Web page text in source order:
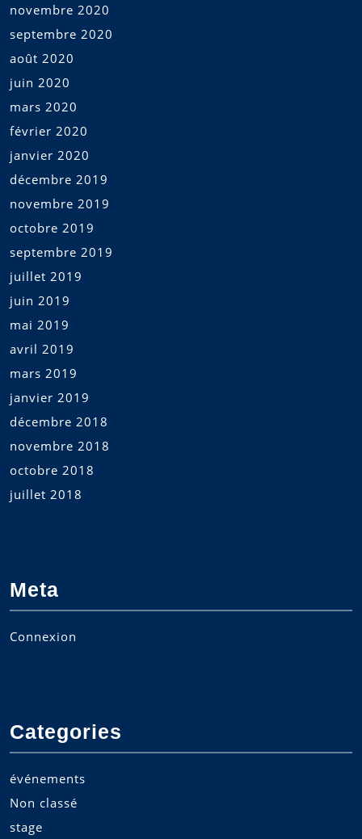
novembre 2020
septembre 2020
août 2020
juin 2020
mars 2020
février 2020
janvier 2020
décembre 2019
novembre 2019
octobre 2019
septembre 2019
juillet 2019
juin 2019
mai 2019
avril 2019
mars 2019
janvier 2019
décembre 2018
novembre 2018
octobre 2018
juillet 2018
Meta
Connexion
Categories
événements
Non classé
stage